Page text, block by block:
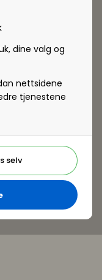
dine valg og
nettsidene
tjenestene
selv